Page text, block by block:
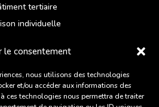
le consentement
nous utilisons des technologies
et/ou accéder aux informations des
ces technologies nous permettra de traiter
tertiaire
individuelle
au vendredi
6 Rue des Artisans,